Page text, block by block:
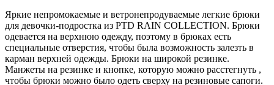
Яркие непромокаемые и ветронепродуваемые легкие брюки
для девочки-подростка из PTD RAIN COLLECTION. Брюки
одевается на верхнюю одежду, поэтому в брюках есть
специальные отверстия, чтобы была возможность залезть в
карман верхней одежды. Брюки на широкой резинке.
Манжеты на резинке и кнопке, которую можно расстегнуть ,
чтобы брюки можно было одеть сверху на резиновые сапоги.